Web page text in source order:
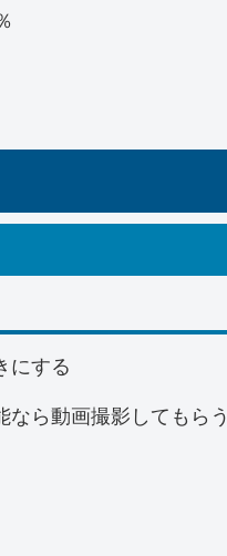
にする
なら動画撮影してもらう